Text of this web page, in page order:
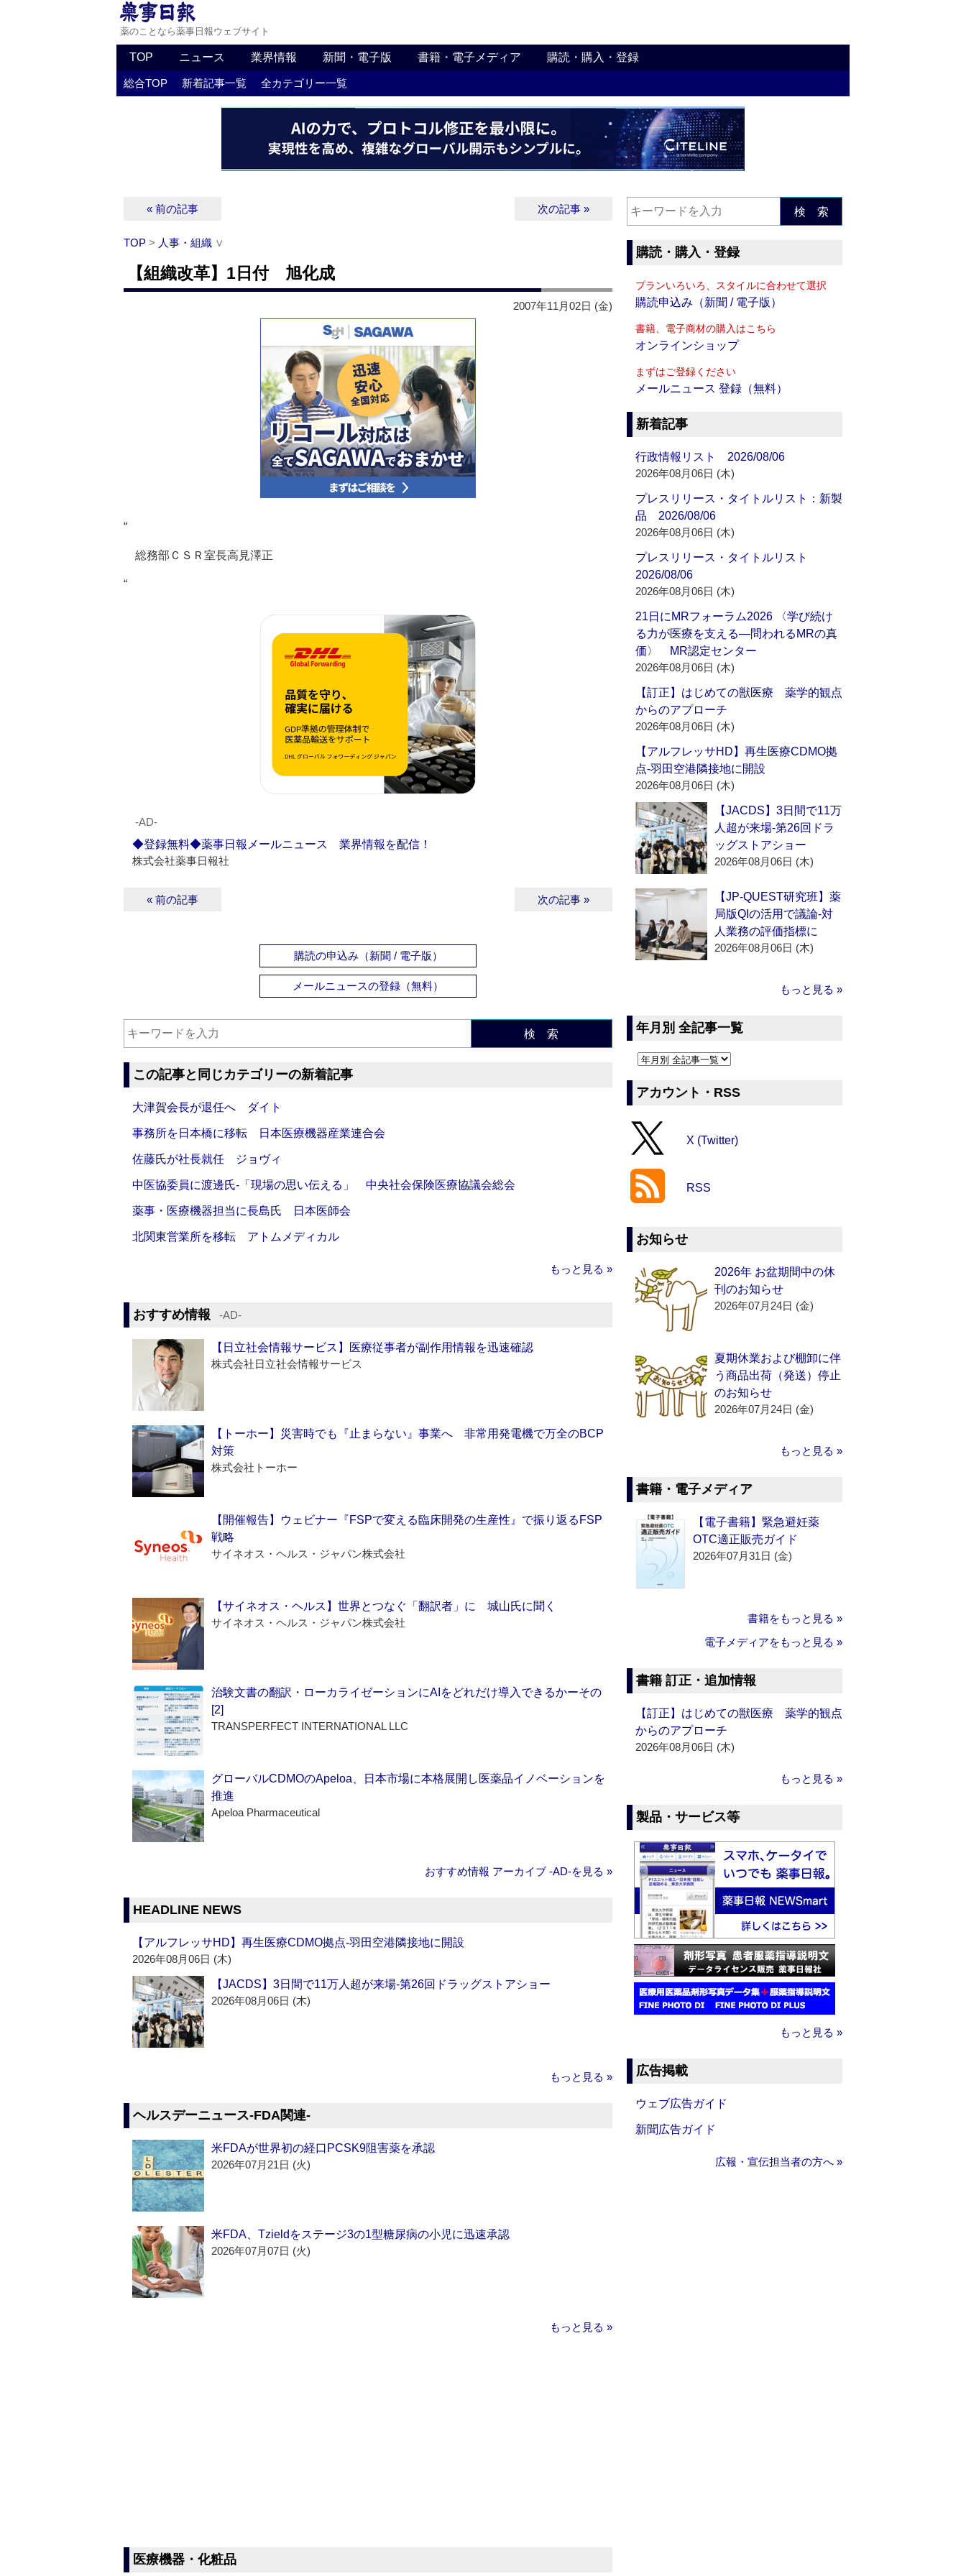
薬のことなら薬事日報ウェブサイト
TOP ニュース 業界情報 新聞・電子版 書籍・電子メディア 購読・購入・登録
総合TOP 新着記事一覧 全カテゴリー一覧
« 前の記事 次の記事 »
TOP > 人事・組織 ∨
【組織改革】1日付 旭化成
2007年11月02日 (金)
“
総務部ＣＳＲ室長高見澤正
“
‐AD‐
◆登録無料◆薬事日報メールニュース 業界情報を配信！
株式会社薬事日報社
« 前の記事 次の記事 »
購読の申込み（新聞 / 電子版）
メールニュースの登録（無料）
検 索
この記事と同じカテゴリーの新着記事
大津賀会長が退任へ ダイト
事務所を日本橋に移転 日本医療機器産業連合会
佐藤氏が社長就任 ジョヴィ
中医協委員に渡邊氏‐「現場の思い伝える」 中央社会保険医療協議会総会
薬事・医療機器担当に長島氏 日本医師会
北関東営業所を移転 アトムメディカル
もっと見る »
おすすめ情報 ‐AD‐
【日立社会情報サービス】医療従事者が副作用情報を迅速確認
株式会社日立社会情報サービス
【トーホー】災害時でも『止まらない』事業へ 非常用発電機で万全のBCP
対策
株式会社トーホー
【開催報告】ウェビナー『FSPで変える臨床開発の生産性』で振り返るFSP
戦略
サイネオス・ヘルス・ジャパン株式会社
【サイネオス・ヘルス】世界とつなぐ「翻訳者」に 城山氏に聞く
サイネオス・ヘルス・ジャパン株式会社
治験文書の翻訳・ローカライゼーションにAIをどれだけ導入できるかーその
[2]
TRANSPERFECT INTERNATIONAL LLC
グローバルCDMOのApeloa、日本市場に本格展開し医薬品イノベーションを
推進
Apeloa Pharmaceutical
おすすめ情報 アーカイブ ‐AD‐を見る »
HEADLINE NEWS
【アルフレッサHD】再生医療CDMO拠点‐羽田空港隣接地に開設
2026年08月06日 (木)
【JACDS】3日間で11万人超が来場‐第26回ドラッグストアショー
2026年08月06日 (木)
もっと見る »
ヘルスデーニュース‐FDA関連‐
米FDAが世界初の経口PCSK9阻害薬を承認
2026年07月21日 (火)
米FDA、Tzieldをステージ3の1型糖尿病の小児に迅速承認
2026年07月07日 (火)
もっと見る »
医療機器・化粧品
検 索
購読・購入・登録
プランいろいろ、スタイルに合わせて選択
購読申込み（新聞 / 電子版）
書籍、電子商材の購入はこちら
オンラインショップ
まずはご登録ください
メールニュース 登録（無料）
新着記事
行政情報リスト 2026/08/06
2026年08月06日 (木)
プレスリリース・タイトルリスト：新製
品 2026/08/06
2026年08月06日 (木)
プレスリリース・タイトルリスト
2026/08/06
2026年08月06日 (木)
21日にMRフォーラム2026 〈学び続け
る力が医療を支える―問われるMRの真
価〉 MR認定センター
2026年08月06日 (木)
【訂正】はじめての獣医療 薬学的観点
からのアプローチ
2026年08月06日 (木)
【アルフレッサHD】再生医療CDMO拠
点‐羽田空港隣接地に開設
2026年08月06日 (木)
【JACDS】3日間で11万
人超が来場‐第26回ドラ
ッグストアショー
2026年08月06日 (木)
【JP-QUEST研究班】薬
局版QIの活用で議論‐対
人業務の評価指標に
2026年08月06日 (木)
もっと見る »
年月別 全記事一覧
アカウント・RSS
X (Twitter)
RSS
お知らせ
2026年 お盆期間中の休
刊のお知らせ
2026年07月24日 (金)
夏期休業および棚卸に伴
う商品出荷（発送）停止
のお知らせ
2026年07月24日 (金)
もっと見る »
書籍・電子メディア
【電子書籍】緊急避妊薬
OTC適正販売ガイド
2026年07月31日 (金)
書籍をもっと見る »
電子メディアをもっと見る »
書籍 訂正・追加情報
【訂正】はじめての獣医療 薬学的観点
からのアプローチ
2026年08月06日 (木)
もっと見る »
製品・サービス等
もっと見る »
広告掲載
ウェブ広告ガイド
新聞広告ガイド
広報・宣伝担当者の方へ »